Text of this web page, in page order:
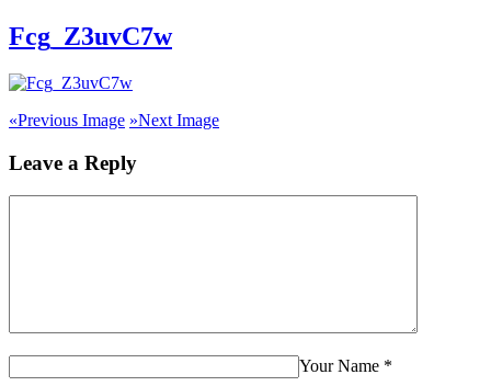
Fcg_Z3uvC7w
«Previous Image »Next Image
Leave a Reply
Your Name *